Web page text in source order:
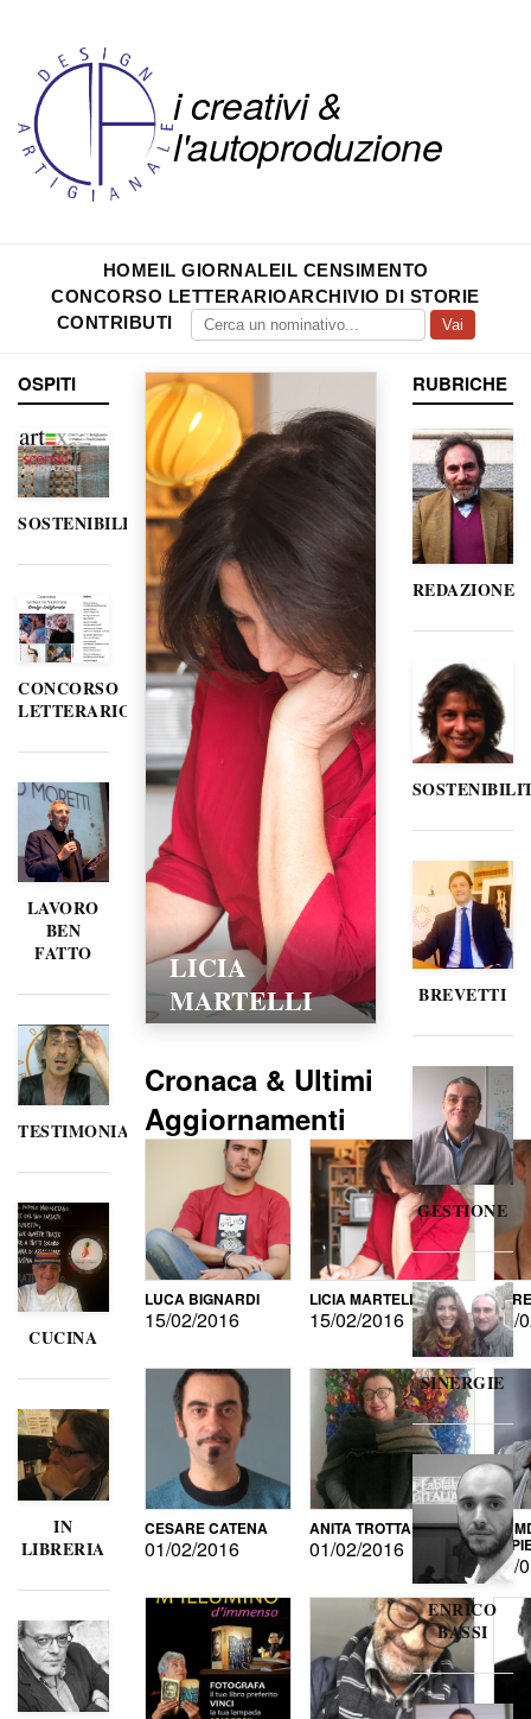
i creativi &
l'autoproduzione
HOMEIL GIORNALEIL CENSIMENTO
CONCORSO LETTERARIOARCHIVIO DI STORIE
CONTRIBUTI
Vai
OSPITI
SOSTENIBILITÀ
CONCORSO
LETTERARIO
LAVORO
BEN
FATTO
TESTIMONIANZE
CUCINA
IN
LIBRERIA
LICIA
MARTELLI
Cronaca & Ultimi
Aggiornamenti
LUCA BIGNARDI
15/02/2016
LICIA MARTELLI
15/02/2016 15/
CESARE CATENA
01/02/2016
ANITA TROTTA
01/02/2016 DI
15/
RUBRICHE
REDAZIONE
BREVETTI
GESTIONE
SINERGIE
ENRICO
BASSI